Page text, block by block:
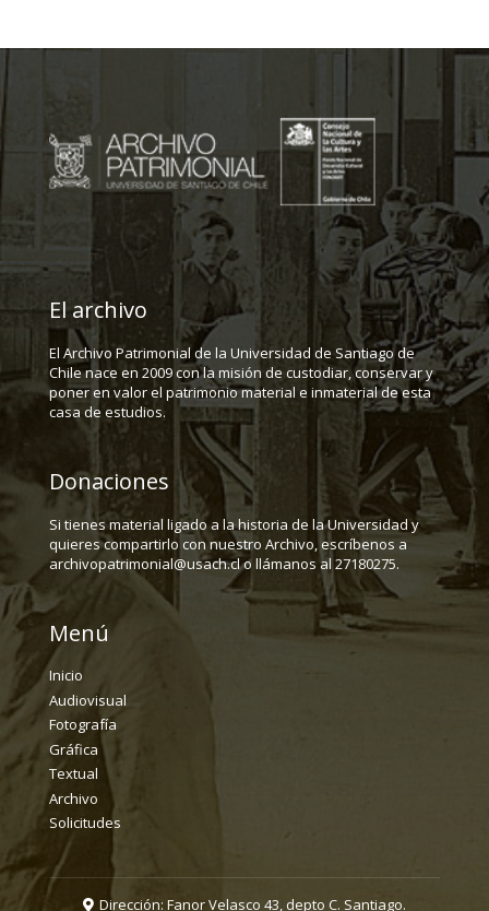
El archivo
El Archivo Patrimonial de la Universidad de Santiago de
Chile nace en 2009 con la misión de custodiar, conservar y
poner en valor el patrimonio material e inmaterial de esta
casa de estudios.
Donaciones
Si tienes material ligado a la historia de la Universidad y
quieres compartirlo con nuestro Archivo, escríbenos a
archivopatrimonial@usach.cl o llámanos al 27180275.
Menú
Inicio
Audiovisual
Fotografía
Gráfica
Textual
Archivo
Solicitudes
Dirección: Fanor Velasco 43, depto C. Santiago.